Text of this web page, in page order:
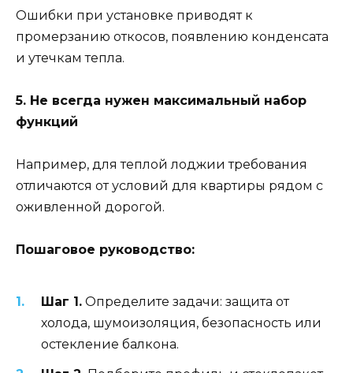
Ошибки при установке приводят к
промерзанию откосов, появлению конденсата
и утечкам тепла.
5. Не всегда нужен максимальный набор
функций
Например, для теплой лоджии требования
отличаются от условий для квартиры рядом с
оживленной дорогой.
Пошаговое руководство:
Шаг 1. Определите задачи: защита от
холода, шумоизоляция, безопасность или
остекление балкона.